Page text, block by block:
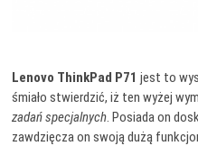
Lenovo ThinkPad P71 jest to
śmiało stwierdzić, iż ten wyżej
zadań specjalnych. Posiada on
zawdzięcza on swoją dużą